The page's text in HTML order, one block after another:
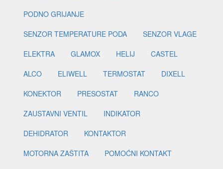
PODNO GRIJANJE
SENZOR TEMPERATURE PODA
SENZOR VLAGE
ELEKTRA
GLAMOX HELIJ
CASTEL
ALCO
ELIWELL TERMOSTAT
DIXELL
KONEKTOR
PRESOSTAT
RANCO
ZAUSTAVNI VENTIL
INDIKATOR
DEHIDRATOR
KONTAKTOR
MOTORNA ZAŠTITA
POMOĆNI KONTAKT